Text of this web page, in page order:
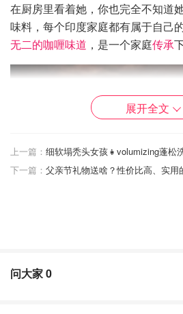
在厨房里看着她，你也完全不知道
味料，每个印度家庭都有属于自己
无二的咖喱味道 ，是一个家庭传承
如果你妄想着用咖喱块炖煮出正宗
展开全文
上一篇： 细软塌秃头女孩👧volumizing蓬松
下一篇： 父亲节礼物送啥？性价比高、实用
问大家0